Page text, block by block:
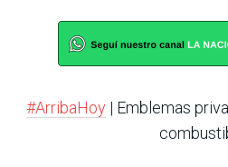
#ArribaHoy | Emblemas